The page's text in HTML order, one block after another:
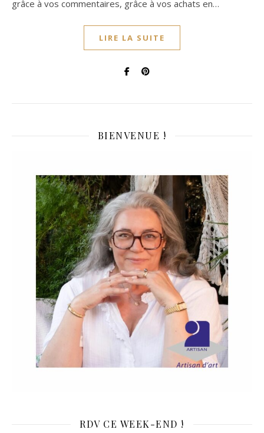
grâce à vos commentaires, grâce à vos achats en…
LIRE LA SUITE
BIENVENUE !
RDV CE WEEK-END !